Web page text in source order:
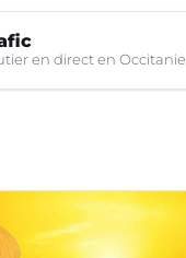
en direct en Occitanie